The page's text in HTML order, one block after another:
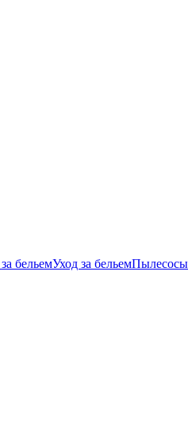
бельемУход за бельемПылесосы